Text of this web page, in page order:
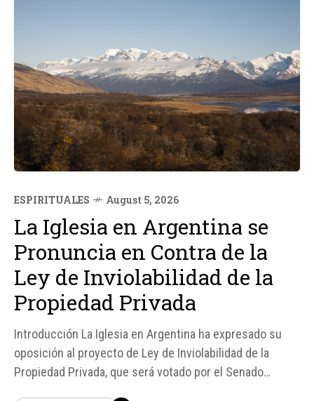
ESPIRITUALES August 5, 2026
La Iglesia en Argentina se
Pronuncia en Contra de la
Ley de Inviolabilidad de la
Propiedad Privada
Introducción La Iglesia en Argentina ha expresado su
oposición al proyecto de Ley de Inviolabilidad de la
Propiedad Privada, que será votado por el Senado